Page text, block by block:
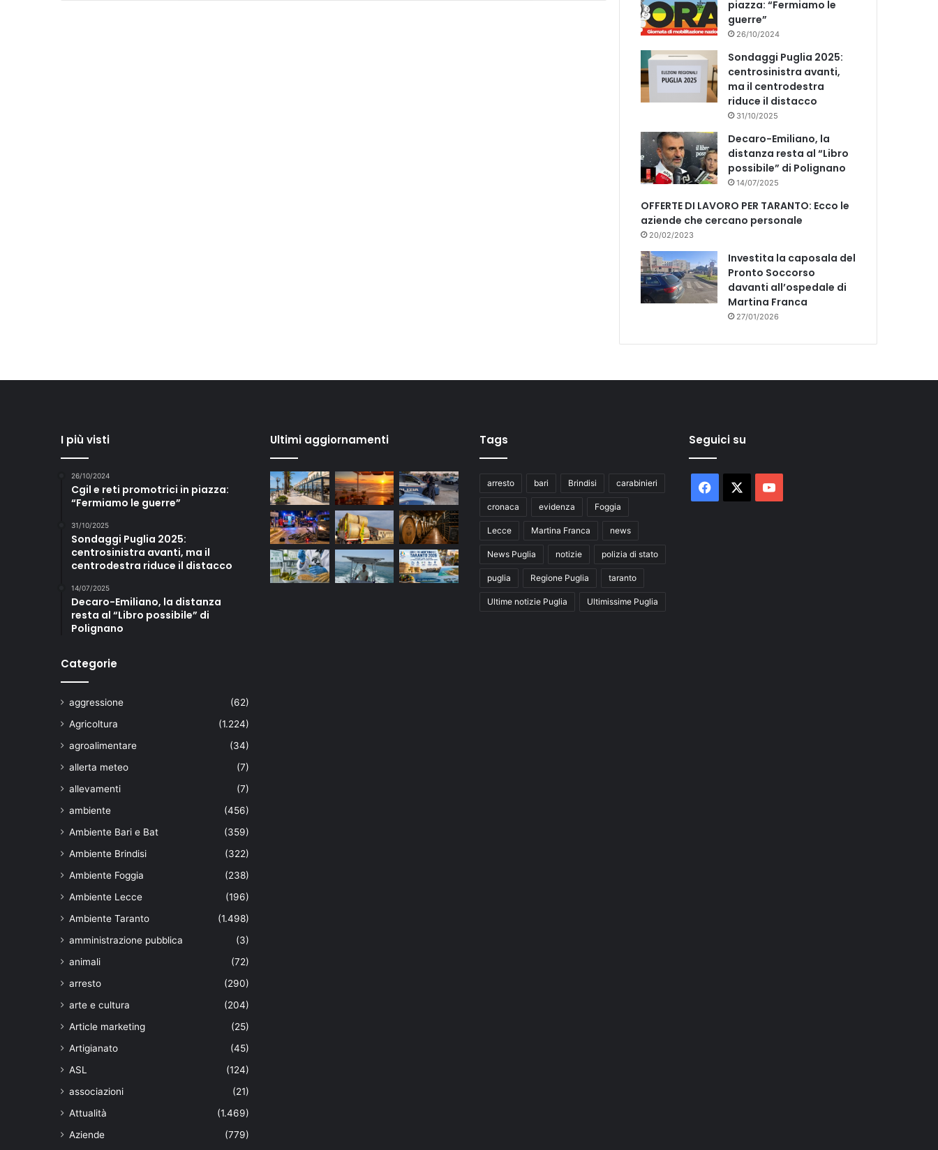
piazza: “Fermiamo le
guerre”
26/10/2024
Sondaggi Puglia 2025:
centrosinistra avanti,
ma il centrodestra
riduce il distacco
31/10/2025
Decaro-Emiliano, la
distanza resta al “Libro
possibile” di Polignano
14/07/2025
OFFERTE DI LAVORO PER TARANTO: Ecco le
aziende che cercano personale
20/02/2023
Investita la caposala del
Pronto Soccorso
davanti all’ospedale di
Martina Franca
27/01/2026
I più visti
26/10/2024
Cgil e reti promotrici in piazza:
“Fermiamo le guerre”
31/10/2025
Sondaggi Puglia 2025:
centrosinistra avanti, ma il
centrodestra riduce il distacco
14/07/2025
Decaro-Emiliano, la distanza
resta al “Libro possibile” di
Polignano
Categorie
aggressione
(62)
Agricoltura
(1.224)
agroalimentare
(34)
allerta meteo
(7)
allevamenti
(7)
ambiente
(456)
Ambiente Bari e Bat
(359)
Ambiente Brindisi
(322)
Ambiente Foggia
(238)
Ambiente Lecce
(196)
Ambiente Taranto
(1.498)
amministrazione pubblica
(3)
animali
(72)
arresto
(290)
arte e cultura
(204)
Article marketing
(25)
Artigianato
(45)
ASL
(124)
associazioni
(21)
Attualità
(1.469)
Aziende
(779)
Ultimi aggiornamenti Tags
arresto bari Brindisi carabinieri
cronaca evidenza Foggia
Lecce Martina Franca news
News Puglia notizie polizia di stato
puglia Regione Puglia taranto
Ultime notizie Puglia Ultimissime Puglia
Seguici su
Facebook